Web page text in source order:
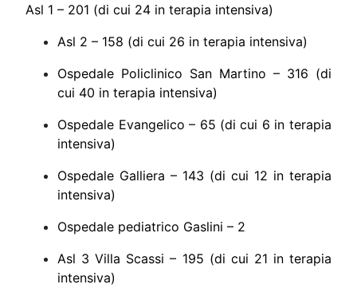
Asl 1 – 201 (di cui 24 in terapia intensiva)
Asl 2 – 158 (di cui 26 in terapia intensiva)
Ospedale Policlinico San Martino – 316 (di
cui 40 in terapia intensiva)
Ospedale Evangelico – 65 (di cui 6 in terapia
intensiva)
Ospedale Galliera – 143 (di cui 12 in terapia
intensiva)
Ospedale pediatrico Gaslini – 2
Asl 3 Villa Scassi – 195 (di cui 21 in terapia
intensiva)